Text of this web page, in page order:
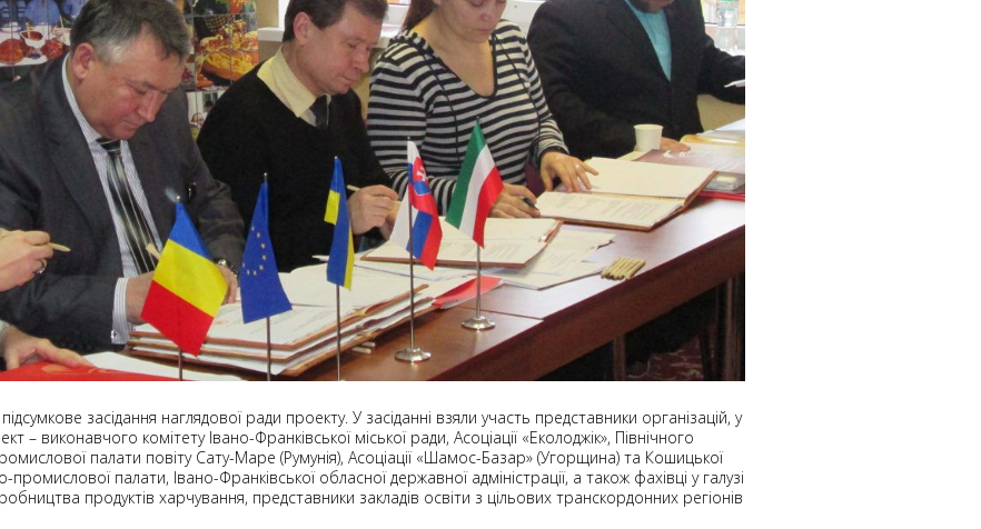
засідання наглядової ради проекту. У засіданні взяли участь представники організацій, у
– виконавчого комітету Івано-Франківської міської ради, Асоціації «Еколоджік», Північного
палати повіту Сату-Маре (Румунія), Асоціації «Шамос-Базар» (Угорщина) та Кошицької
промислової палати, Івано-Франківської обласної державної адміністрації, а також фахівці у галузі
продуктів харчування, представники закладів освіти з цільових транскордонних регіонів